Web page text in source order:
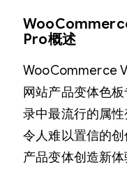
Pro概述
WooCommerce
网站产品变体色
录中最流行的属
令人难以置信的
产品变体创造新体